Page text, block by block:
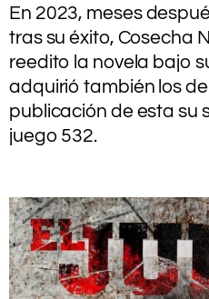
En 2023, meses
tras su éxito, Cosecha
reedito la novela bajo
adquirió también los
publicación de esta su
juego 532.